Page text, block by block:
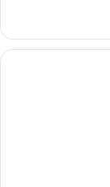
Terraza
(Como)